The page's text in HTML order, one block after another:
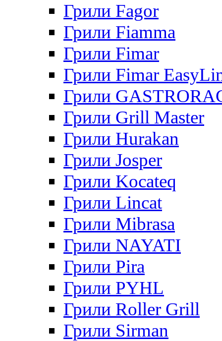
Грили Fagor
Грили Fiamma
Грили Fimar
Грили Fimar
Грили
Грили Grill Master
Грили Hurakan
Грили Josper
Грили Kocateq
Грили Lincat
Грили Mibrasa
Грили NAYATI
Грили Pira
Грили PYHL
Грили Roller Grill
Грили Sirman